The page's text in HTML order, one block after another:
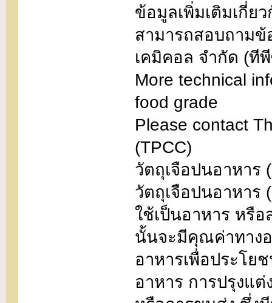
ข้อมูลเพิ่มเติมเกี่ย
สามารถสอบถาม
เคมิคอล จำกัด (ที
More technical
food grade
Please contact
(TPCC)
วัตถุเจือปนอาหาร
วัตถุเจือปนอาหาร
ใช้เป็นอาหาร หรื
นั้นจะมีคุณค่าทาง
อาหารเพื่อประโย
อาหาร การปรุงแ